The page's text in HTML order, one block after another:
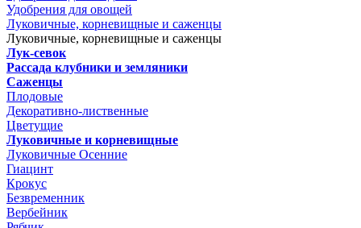
Удобрения для овощей
Луковичные, корневищные и саженцы
Луковичные, корневищные и саженцы
Лук-севок
Рассада клубники и земляники
Саженцы
Плодовые
Декоративно-лиственные
Цветущие
Луковичные и корневищные
Луковичные Осенние
Гиацинт
Крокус
Безвременник
Вербейник